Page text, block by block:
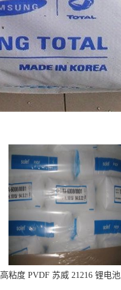
高粘度 PVDF 苏威 21216 锂电